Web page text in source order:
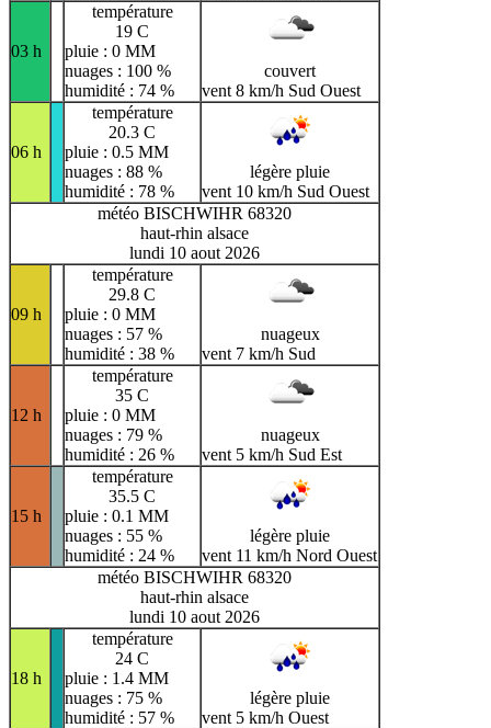
03 h
température
19 C
pluie : 0 MM
nuages : 100 %
humidité : 74 %
couvert
vent 8 km/h Sud Ouest
06 h
température
20.3 C
pluie : 0.5 MM
nuages : 88 %
humidité : 78 %
légère pluie
vent 10 km/h Sud Ouest
météo BISCHWIHR 68320
haut-rhin alsace
lundi 10 aout 2026
09 h
température
29.8 C
pluie : 0 MM
nuages : 57 %
humidité : 38 %
nuageux
vent 7 km/h Sud
12 h
température
35 C
pluie : 0 MM
nuages : 79 %
humidité : 26 %
nuageux
vent 5 km/h Sud Est
15 h
température
35.5 C
pluie : 0.1 MM
nuages : 55 %
humidité : 24 %
légère pluie
vent 11 km/h Nord Ouest
météo BISCHWIHR 68320
haut-rhin alsace
lundi 10 aout 2026
18 h
température
24 C
pluie : 1.4 MM
nuages : 75 %
humidité : 57 %
légère pluie
vent 5 km/h Ouest